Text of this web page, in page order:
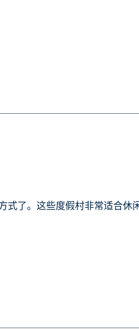
了。这些度假村非常适合休